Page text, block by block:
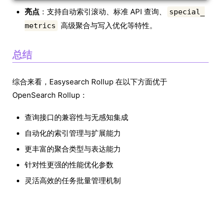
亮点 ：支持自动索引滚动、标准 API 查询、
special_
metrics
高级聚合与写入优化等特性。
总结
综合来看，Easysearch Rollup 在以下方面优于
OpenSearch Rollup：
查询接口的兼容性与无感知集成
自动化的索引管理与扩展能力
更丰富的聚合类型与表达能力
针对性更强的性能优化参数
灵活高效的任务批量管理机制